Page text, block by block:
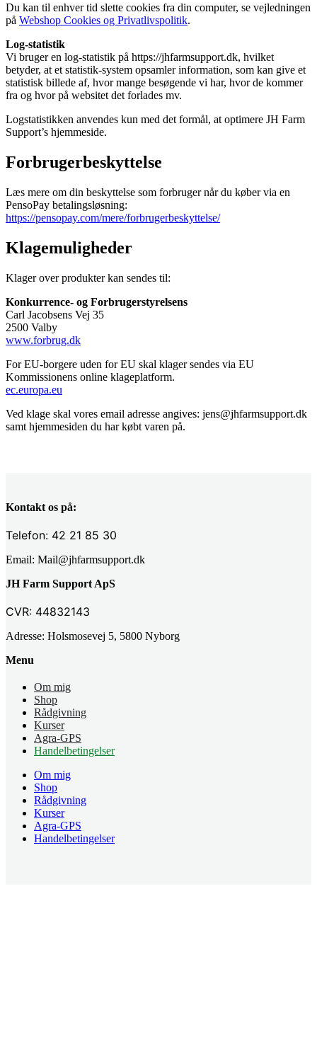
Du kan til enhver tid slette cookies fra din computer, se vejledningen
på Webshop Cookies og Privatlivspolitik.
Log-statistik
Vi bruger en log-statistik på https://jhfarmsupport.dk, hvilket
betyder, at et statistik-system opsamler information, som kan give et
statistisk billede af, hvor mange besøgende vi har, hvor de kommer
fra og hvor på websitet det forlades mv.
Logstatistikken anvendes kun med det formål, at optimere JH Farm
Support’s hjemmeside.
Forbrugerbeskyttelse
Læs mere om din beskyttelse som forbruger når du køber via en
PensoPay betalingsløsning:
https://pensopay.com/mere/forbrugerbeskyttelse/
Klagemuligheder
Klager over produkter kan sendes til:
Konkurrence- og Forbrugerstyrelsens
Carl Jacobsens Vej 35
2500 Valby
www.forbrug.dk
For EU-borgere uden for EU skal klager sendes via EU
Kommissionens online klageplatform.
ec.europa.eu
Ved klage skal vores email adresse angives: jens@jhfarmsupport.dk
samt hjemmesiden du har købt varen på.
Kontakt os på:
Telefon: 42 21 85 30
Email: Mail@jhfarmsupport.dk
JH Farm Support ApS
CVR: 44832143
Adresse: Holsmosevej 5, 5800 Nyborg
Menu
Om mig
Shop
Rådgivning
Kurser
Agra-GPS
Handelbetingelser
Om mig
Shop
Rådgivning
Kurser
Agra-GPS
Handelbetingelser